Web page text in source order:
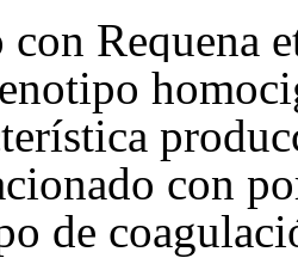
con Requena
con
de